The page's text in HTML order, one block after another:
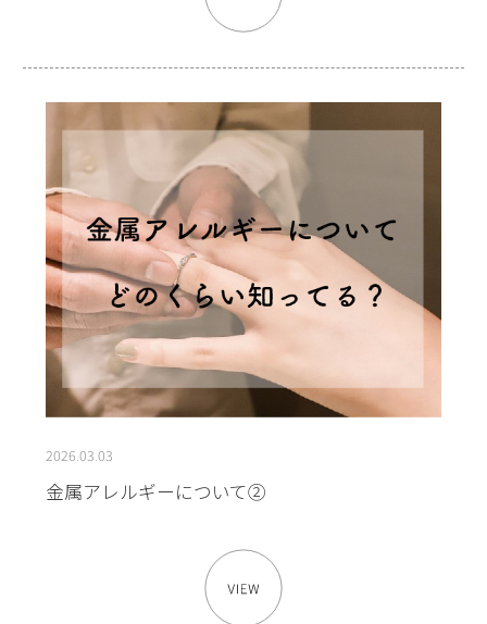
2026.03.03
金属アレルギーについて②